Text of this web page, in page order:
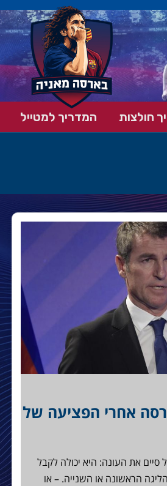
חולצות המדריך למטייל
אחרי הפציעה של
סיים את העונה: היא יכולה לקבל
הראשונה או השנייה. – או